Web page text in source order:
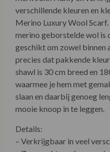
verschillende kleuren en
Merino Luxury Wool
merino geborstelde wol is
geschikt om zowel binnen
precies dat pakkende
shawl is 30 cm breed en
waarmee je hem met
slaan en daarbij genoeg
mooie knoop in te leggen.
Details:
– Verkrijgbaar in veel